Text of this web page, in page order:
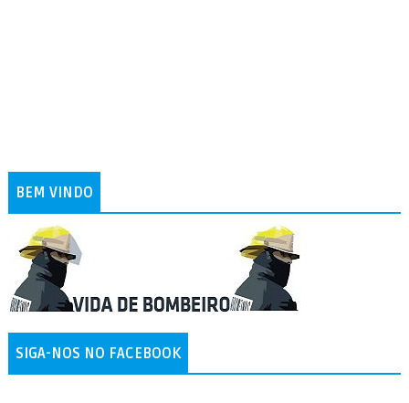
BEM VINDO
SIGA-NOS NO FACEBOOK